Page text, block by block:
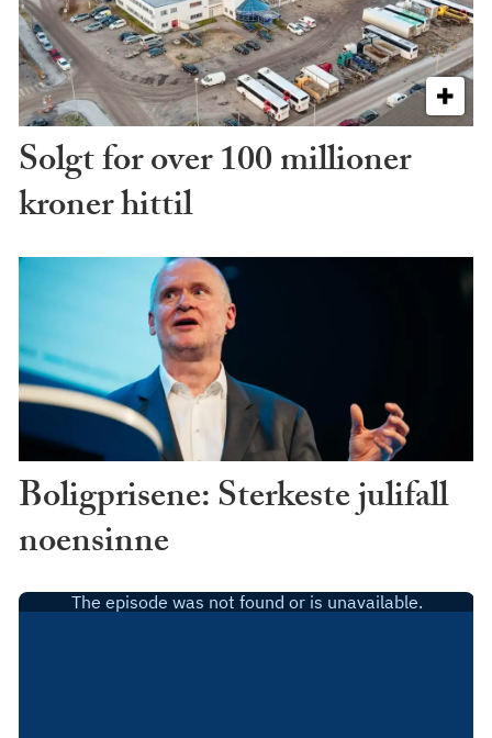
Solgt for over 100 millioner
kroner hittil
Boligprisene: Sterkeste julifall
noensinne